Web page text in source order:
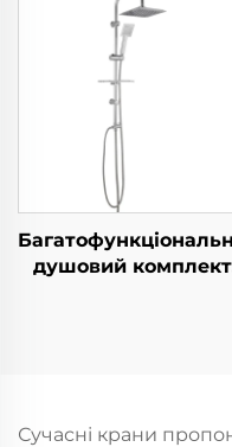
1,5 м, легко
очищується,
самоклеюча опора
без свердління
душовий комплект
низькими цінами
Сучасні крани